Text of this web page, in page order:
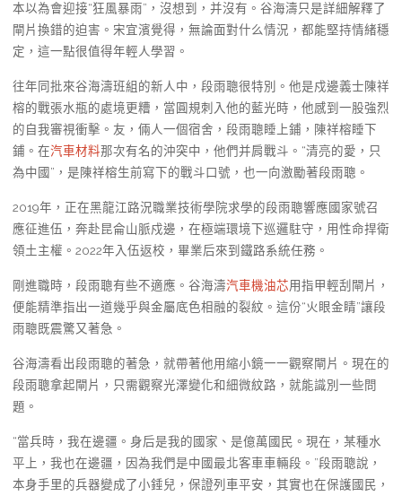
本以為會迎接“狂風暴雨”，沒想到，并沒有。谷海濤只是詳細解釋了
閘片換錯的迫害。宋宜濱覺得，無論面對什么情況，都能堅持情緒穩
定，這一點很值得年輕人學習。
往年同批來谷海濤班組的新人中，段雨聰很特別。他是戍邊義士陳祥
榕的戰張水瓶的處境更糟，當圓規刺入他的藍光時，他感到一股強烈
的自我審視衝擊。友，倆人一個宿舍，段雨聰睡上鋪，陳祥榕睡下
鋪。在汽車材料那次有名的沖突中，他們并肩戰斗。“清亮的愛，只
為中國”，是陳祥榕生前寫下的戰斗口號，也一向激勵著段雨聰。
2019年，正在黑龍江路況職業技術學院求學的段雨聰響應國家號召
應征進伍，奔赴昆侖山脈戍邊，在極端環境下巡邏駐守，用性命捍衛
領土主權。2022年入伍返校，畢業后來到鐵路系統任務。
剛進職時，段雨聰有些不適應。谷海濤汽車機油芯用指甲輕刮閘片，
便能精準指出一道幾乎與金屬底色相融的裂紋。這份“火眼金睛”讓段
雨聰既震驚又著急。
谷海濤看出段雨聰的著急，就帶著他用縮小鏡一一觀察閘片。現在的
段雨聰拿起閘片，只需觀察光澤變化和細微紋路，就能識別一些問
題。
“當兵時，我在邊疆。身后是我的國家、是億萬國民。現在，某種水
平上，我也在邊疆，因為我們是中國最北客車車輛段。”段雨聰說，
本身手里的兵器變成了小錘兒，保證列車平安，其實也在保護國民，